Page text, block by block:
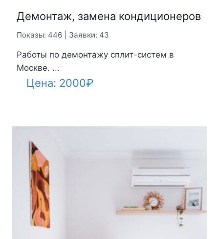
Демонтаж, замена кондиционеров
Показы: 446 | Заявки: 43
Работы по демонтажу сплит-систем в
Москве. ...
Цена: 2000₽